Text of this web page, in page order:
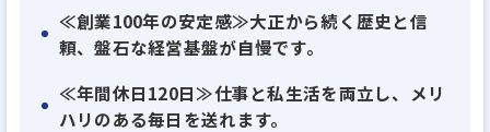
活気ある社風が自慢です。「仕事も生活も大切にし
たい」「地域に貢献しながらプロとして成長した
い」という意欲を、私たちは全力で後押しします。
次の100年を共に創る、新しい仲間を心よりお待ちし
≪創業100年の安定感≫大正から続く歴史と信
頼、盤石な経営基盤が自慢です。
≪年間休日120日≫仕事と私生活を両立し、メリ
ハリのある毎日を送れます。